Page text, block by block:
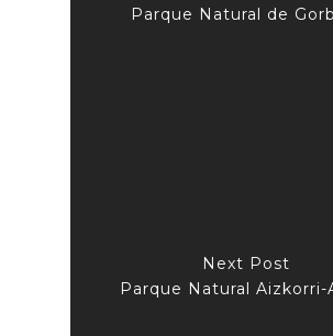
Parque Natural de
Next Post
Parque Natural Aizkorri-